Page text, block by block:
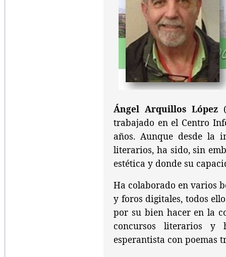
Ángel Arquillos López
trabajado en el Centro
años. Aunque desde la
literarios, ha sido, sin
estética y donde su
Ha colaborado en varios
y foros digitales, todos
por su bien hacer en la
concursos literarios y
esperantista con poemas